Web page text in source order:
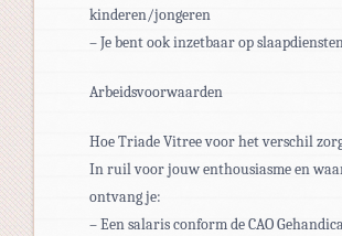
kinderen/jongeren
– Je bent ook inzetbaar op
Arbeidsvoorwaarden
Hoe Triade Vitree voor het verschil
In ruil voor jouw enthousiasme en
ontvang je:
– Een salaris conform de CAO